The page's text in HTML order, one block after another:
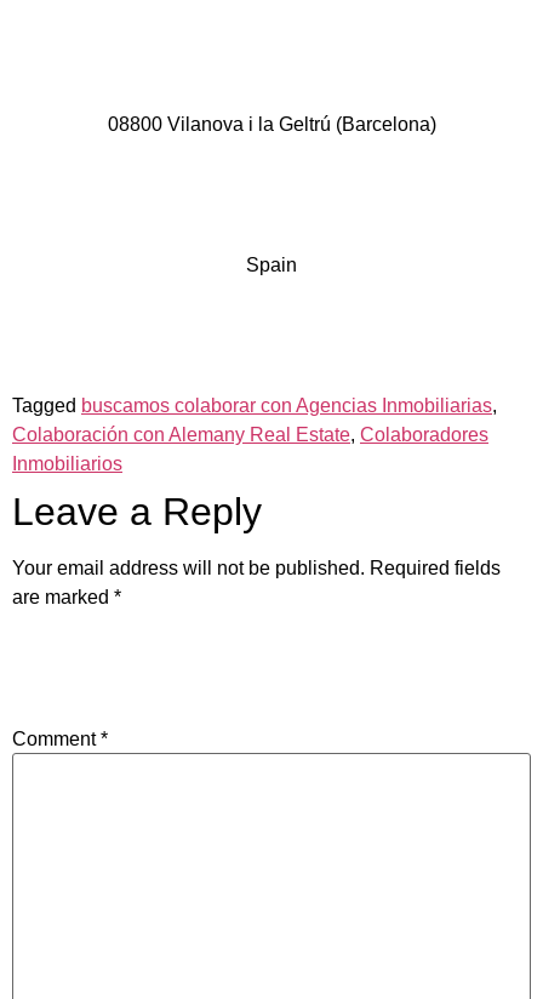
08800 Vilanova i la Geltrú (Barcelona)
Spain
Tagged buscamos colaborar con Agencias Inmobiliarias,
Colaboración con Alemany Real Estate, Colaboradores
Inmobiliarios
Leave a Reply
Your email address will not be published. Required fields
are marked *
Comment*